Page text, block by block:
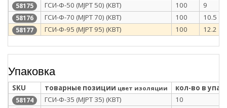
58175 ГСИ-Ф-50 (MJPT 50) (КВТ) 100 9
58176 ГСИ-Ф-70 (MJPT 70) (КВТ) 100 10.5
58177 ГСИ-Ф-95 (MJPT 95) (КВТ) 100 12.2
Упаковка
SKU товарные позиции цвет изоляции кол-во в
58174 ГСИ-Ф-35 (MJPT 35) (КВТ) 10